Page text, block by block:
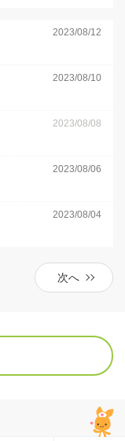
2023/08/12
2023/08/10
2023/08/08
2023/08/06
2023/08/04
次へ